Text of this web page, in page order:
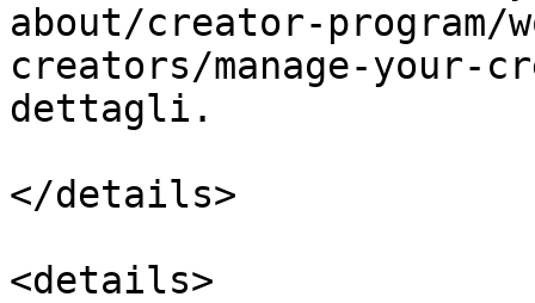
about/creator-program/
creators/manage-your-
dettagli.
</details>
<details>